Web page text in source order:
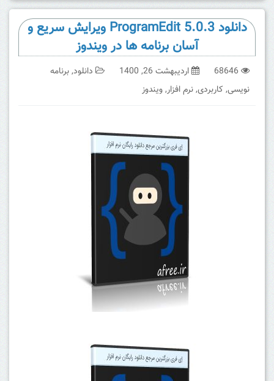
دانلود ProgramEdit 5.0.3 ویرایش سریع و
آسان برنامه ها در ویندوز
68646 اردیبهشت 26, 1400 دانلود,برنامه
نویسی, کاربردی,نرم افزار,ویندوز